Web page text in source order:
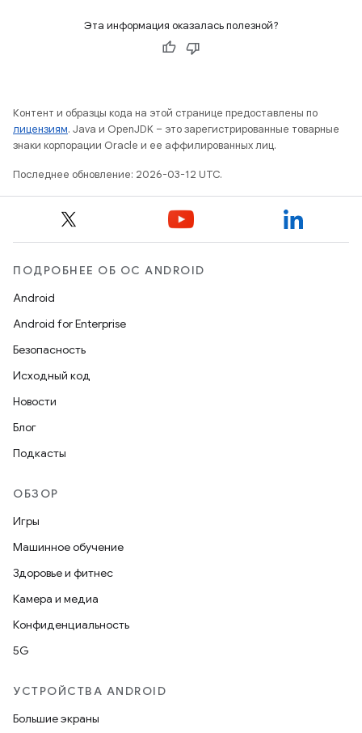
Эта информация оказалась полезной?
Контент и образцы кода на этой странице предоставлены по
лицензиям. Java и OpenJDK – это зарегистрированные товарные
знаки корпорации Oracle и ее аффилированных лиц.
Последнее обновление: 2026-03-12 UTC.
ПОДРОБНЕЕ ОБ ОС ANDROID
Android
Android for Enterprise
Безопасность
Исходный код
Новости
Блог
Подкасты
ОБЗОР
Игры
Машинное обучение
Здоровье и фитнес
Камера и медиа
Конфиденциальность
5G
УСТРОЙСТВА ANDROID
Большие экраны